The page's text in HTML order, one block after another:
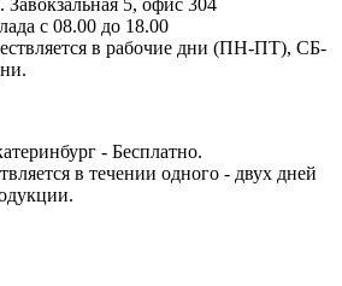
с 08.00 до 18.00
в рабочие дни (ПН-ПТ), СБ-
- Бесплатно.
в течении одного - двух дней